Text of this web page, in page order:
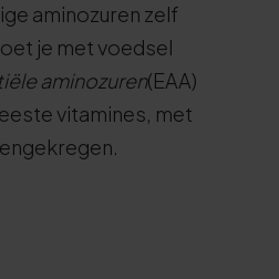
aminozuren zelf
je met voedsel
aminozuren(EAA)
vitamines, met